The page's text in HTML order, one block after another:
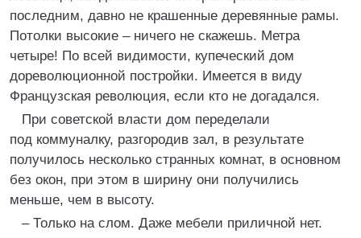
последним, давно не крашенные деревянные рамы.
Потолки высокие – ничего не скажешь. Метра
четыре! По всей видимости, купеческий дом
дореволюционной постройки. Имеется в виду
Французская революция, если кто не догадался.
При советской власти дом переделали
под коммуналку, разгородив зал, в результате
получилось несколько странных комнат, в основном
без окон, при этом в ширину они получились
меньше, чем в высоту.
– Только на слом. Даже мебели приличной нет.